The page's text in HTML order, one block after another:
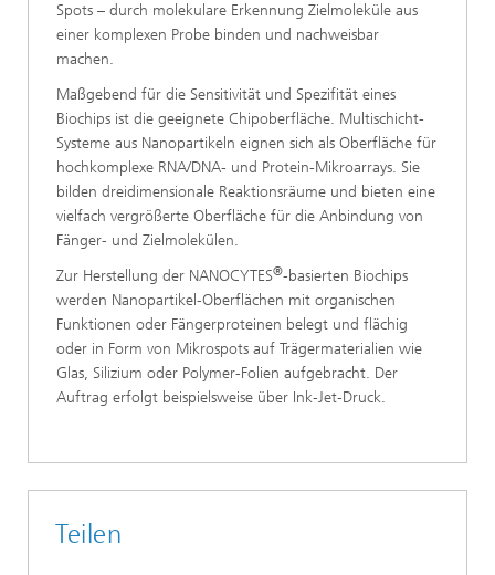
Spots – durch molekulare Erkennung Zielmoleküle aus
einer komplexen Probe binden und nachweisbar
machen.
Maßgebend für die Sensitivität und Spezifität eines
Biochips ist die geeignete Chipoberfläche. Multischicht-
Systeme aus Nanopartikeln eignen sich als Oberfläche für
hochkomplexe RNA/DNA- und Protein-Mikroarrays. Sie
bilden dreidimensionale Reaktionsräume und bieten eine
vielfach vergrößerte Oberfläche für die Anbindung von
Fänger- und Zielmolekülen.
Zur Herstellung der NANOCYTES®-basierten Biochips
werden Nanopartikel-Oberflächen mit organischen
Funktionen oder Fängerproteinen belegt und flächig
oder in Form von Mikrospots auf Trägermaterialien wie
Glas, Silizium oder Polymer-Folien aufgebracht. Der
Auftrag erfolgt beispielsweise über Ink-Jet-Druck.
Teilen